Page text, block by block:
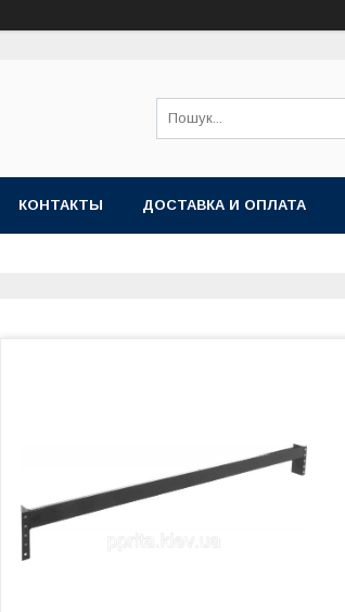
КОНТАКТЫ ДОСТАВКА И ОПЛАТА